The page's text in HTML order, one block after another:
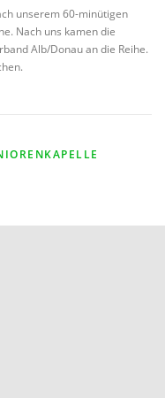
unserem 60-minütigen
Nach uns kamen die
Alb/Donau an die Reihe.